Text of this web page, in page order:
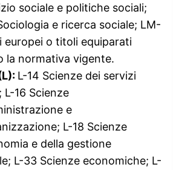
sociale e politiche sociali;
e ricerca sociale; LM-
europei o titoli equiparati
la normativa vigente.
L-14 Scienze dei servizi
L-16 Scienze
e
L-18 Scienze
e della gestione
L-33 Scienze economiche; L-